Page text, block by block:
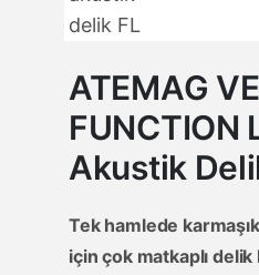
ATEMAG
FUNCTION
Akustik
Tek hamlede
için çok matkaplı